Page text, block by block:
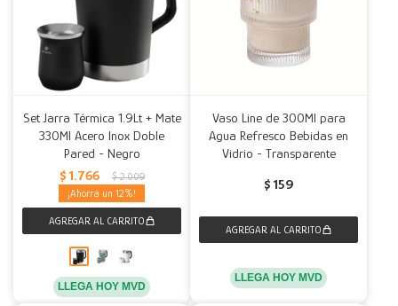
Set Jarra Térmica 1.9Lt + Mate
330Ml Acero Inox Doble
Pared - Negro
$ 1.766 $ 2.009
12
LLEGA HOY MVD
Vaso Line de 300Ml para
Agua Refresco Bebidas en
Vidrio - Transparente
$ 159
LLEGA HOY MVD